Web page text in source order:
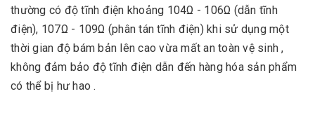
thường có độ tĩnh điện khoảng 104Ω - 106Ω (dẫn tĩnh
điện), 107Ω - 109Ω (phân tán tĩnh điện) khi sử dụng một
thời gian độ bám bản lên cao vừa mất an toàn vệ sinh ,
không đảm bảo độ tĩnh điện dẫn đến hàng hóa sản phẩm
có thể bị hư hao .